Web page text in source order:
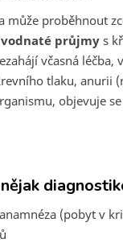
může proběhnout
vodnaté průjmy s
včasná
tlaku, anurii
objevuje se
(pobyt v